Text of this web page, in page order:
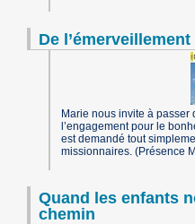
De
Marie nous invite à passer
l’engagement pour le
est demandé tout
missionnaires. (Présence
Quand les enfants
chemin